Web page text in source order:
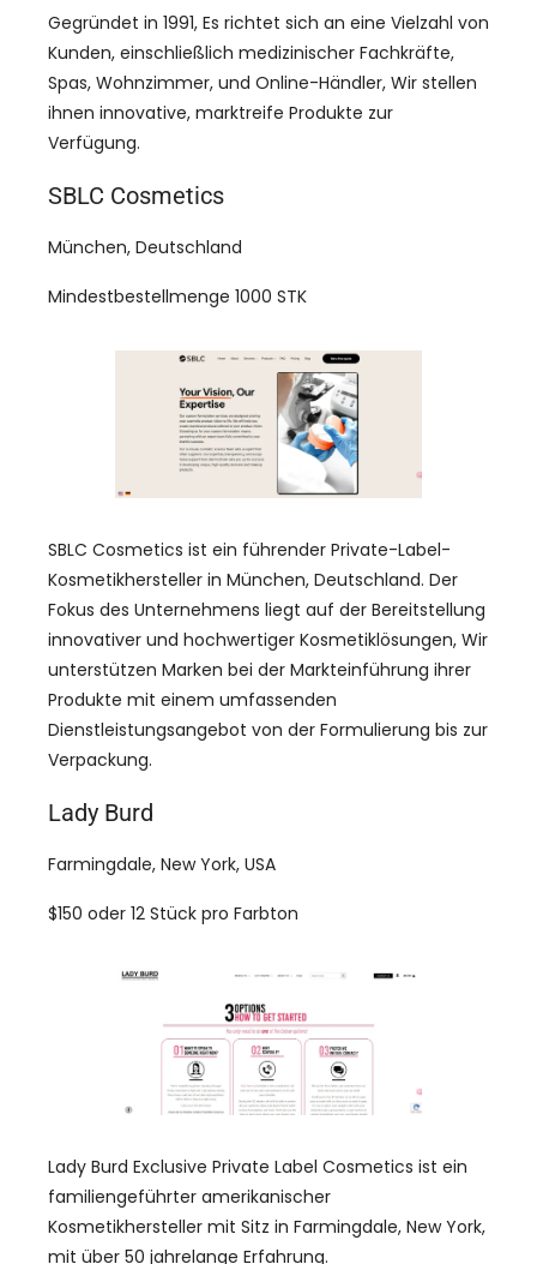
Gegründet in 1991, Es richtet sich an eine Vielzahl von
Kunden, einschließlich medizinischer Fachkräfte,
Spas, Wohnzimmer, und Online-Händler, Wir stellen
ihnen innovative, marktreife Produkte zur
Verfügung.
SBLC Cosmetics
München, Deutschland
Mindestbestellmenge 1000 STK
SBLC Cosmetics ist ein führender Private-Label-
Kosmetikhersteller in München, Deutschland. Der
Fokus des Unternehmens liegt auf der Bereitstellung
innovativer und hochwertiger Kosmetiklösungen, Wir
unterstützen Marken bei der Markteinführung ihrer
Produkte mit einem umfassenden
Dienstleistungsangebot von der Formulierung bis zur
Verpackung.
Lady Burd
Farmingdale, New York, USA
$150 oder 12 Stück pro Farbton
Lady Burd Exclusive Private Label Cosmetics ist ein
familiengeführter amerikanischer
Kosmetikhersteller mit Sitz in Farmingdale, New York,
mit über 50 jahrelange Erfahrung.